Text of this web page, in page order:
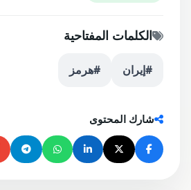
الكلمات المفتاحية
#إيران #هرمز
شارك المحتوى